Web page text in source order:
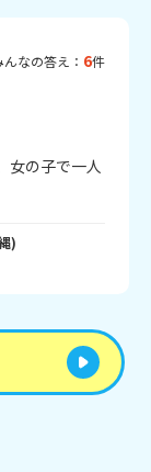
んなの答え： 6件
女の子で一人
)